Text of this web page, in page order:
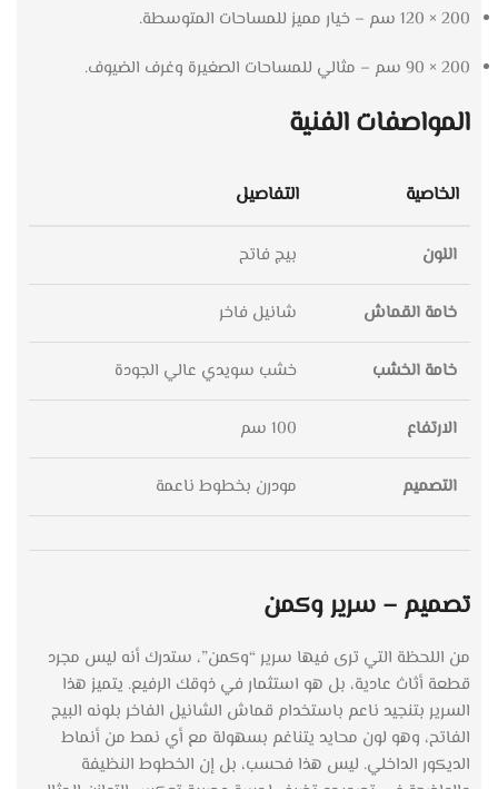
200 × 120 سم – خيار مميز للمساحات المتوسطة.
200 × 90 سم – مثالي للمساحات الصغيرة وغرف الضيوف.
المواصفات الفنية
الخاصية التفاصيل
اللون بيج فاتح
خامة القماش شانيل فاخر
خامة الخشب خشب سويدي عالي الجودة
الارتفاع 100 سم
التصميم مودرن بخطوط ناعمة
تصميم – سرير وكمن
من اللحظة التي ترى فيها سرير “وكمن”، ستدرك أنه ليس مجرد
قطعة أثاث عادية، بل هو استثمار في ذوقك الرفيع. يتميز هذا
السرير بتنجيد ناعم باستخدام قماش الشانيل الفاخر بلونه البيج
الفاتح، وهو لون محايد يتناغم بسهولة مع أي نمط من أنماط
الديكور الداخلي. ليس هذا فحسب، بل إن الخطوط النظيفة